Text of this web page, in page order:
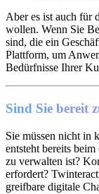
Aber es ist auch für
wollen. Wenn Sie
sind, die ein
Plattform, um
Bedürfnisse Ihrer
Sind Sie bereit
Sie müssen nicht in
entsteht bereits
zu verwalten ist?
erfordert?
greifbare digitale